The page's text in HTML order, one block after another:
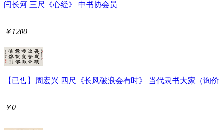
闫长河 三尺《心经》 中书协会员
￥1200
【已售】周宏兴 四尺《长风破浪会有时》 当代隶书大家（询
￥0